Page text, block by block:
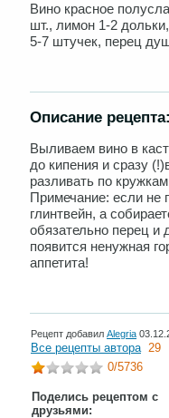
Вино красное
шт., лимон 1-2
5-7 штучек, перец
Описание рецепта:
Выливаем вино в
до кипения и сразу
разливать по
Примечание: если не
глинтвейн, а
обязательно перец и
появится ненужная
аппетита!
Рецепт добавил Alegria
Все рецепты автора 29
0/5736
Поделись рецептом с
друзьями: